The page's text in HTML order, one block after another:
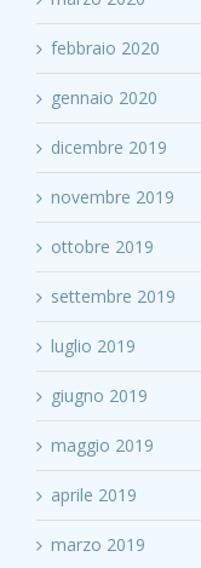
febbraio 2020
gennaio 2020
dicembre 2019
novembre 2019
ottobre 2019
settembre 2019
luglio 2019
giugno 2019
maggio 2019
aprile 2019
marzo 2019